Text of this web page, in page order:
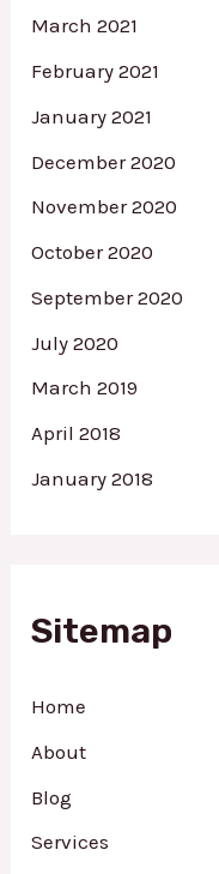
March 2021
February 2021
January 2021
December 2020
November 2020
October 2020
September 2020
July 2020
March 2019
April 2018
January 2018
Sitemap
Home
About
Blog
Services